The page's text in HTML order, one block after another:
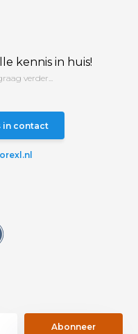
kennis in huis!
verder...
in contact
Abonneer